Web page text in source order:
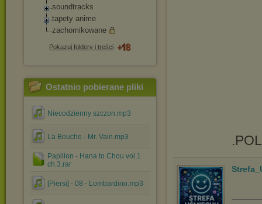
soundtracks
tapety anime
zachomikowane
Pokazuj foldery i treści
Ostatnio pobierane pliki
Niecodzienny szczon.mp3
La Bouche - Mr. Vain.mp3
Papillon - Hana to Chou vol.1
ch.3.rar
[Piersi] - 08 - Lombardino.mp3